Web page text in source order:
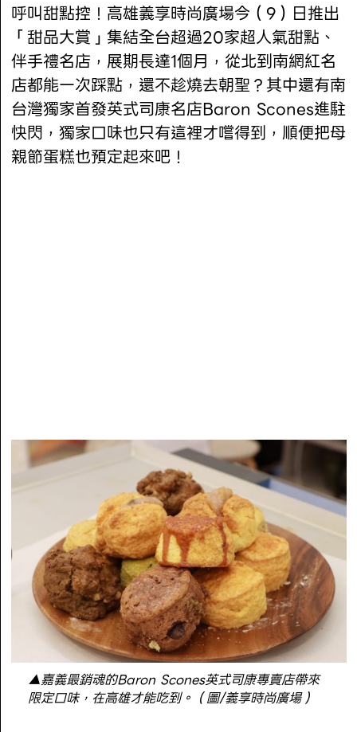
呼叫甜點控！高雄義享時尚廣場今（9）日推出
「甜品大賞」集結全台超過20家超人氣甜點、
伴手禮名店，展期長達1個月，從北到南網紅名
店都能一次踩點，還不趁燒去朝聖？其中還有南
台灣獨家首發英式司康名店Baron Scones進駐
快閃，獨家口味也只有這裡才嚐得到，順便把母
親節蛋糕也預定起來吧！
▲嘉義最銷魂的Baron Scones英式司康專賣店帶來
限定口味，在高雄才能吃到。（圖/義享時尚廣場）